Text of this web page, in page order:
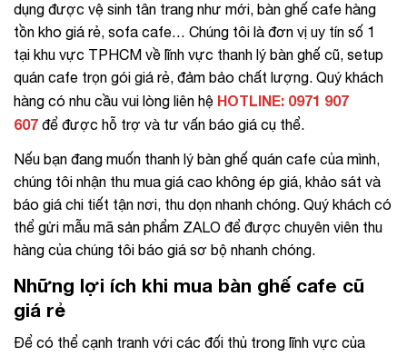
dụng được vệ sinh tân trang như mới, bàn ghế cafe hàng
tồn kho giá rẻ, sofa cafe… Chúng tôi là đơn vị uy tín số 1
tại khu vực TPHCM về lĩnh vực thanh lý bàn ghế cũ, setup
quán cafe trọn gói giá rẻ, đảm bảo chất lượng. Quý khách
hàng có nhu cầu vui lòng liên hệ HOTLINE: 0971 907
607 để được hỗ trợ và tư vấn báo giá cụ thể.
Nếu bạn đang muốn thanh lý bàn ghế quán cafe của mình,
chúng tôi nhận thu mua giá cao không ép giá, khảo sát và
báo giá chi tiết tận nơi, thu dọn nhanh chóng. Quý khách có
thể gửi mẫu mã sản phẩm ZALO để được chuyên viên thu
hàng của chúng tôi báo giá sơ bộ nhanh chóng.
Những lợi ích khi mua bàn ghế cafe cũ
giá rẻ
Để có thể cạnh tranh với các đối thủ trong lĩnh vực của